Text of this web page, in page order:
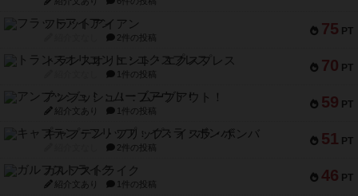
75 PT
フラットアイアン
2件の投稿
70 PT
トランスオリエント・エクスプレス
1件の投稿
59 PT
アンブッシュ！：ムーブアウト！
紹介文あり 1件の投稿
51 PT
キャプテン・フリップ：イスラ・ボンバ
2件の投稿
46 PT
ガルフストライク
紹介文あり 1件の投稿